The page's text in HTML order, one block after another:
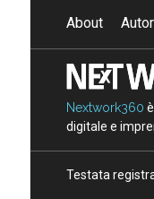
About
Nextwork360
digitale e
Testata